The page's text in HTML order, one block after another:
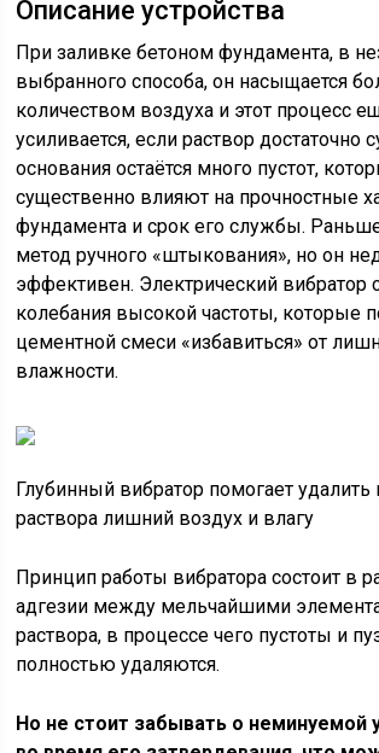
Описание устройства
При заливке бетоном фундамента, в
выбранного способа, он насыщается
количеством воздуха и этот процесс
усиливается, если раствор достаточно
основания остаётся много пустот,
существенно влияют на прочностные
фундамента и срок его службы.
метод ручного «штыкования», но он
эффективен. Электрический вибратор
колебания высокой частоты, которые
цементной смеси «избавиться» от
влажности.
Глубинный вибратор помогает удалить
раствора лишний воздух и влагу
Принцип работы вибратора состоит в
адгезии между мельчайшими
раствора, в процессе чего пустоты и
полностью удаляются.
Но не стоит забывать о неминуемой